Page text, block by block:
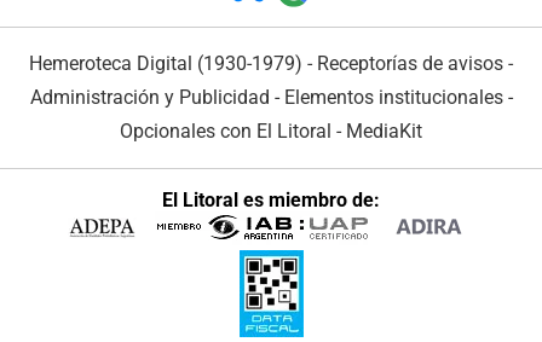
Hemeroteca Digital (1930-1979) - Receptorías de avisos -
Administración y Publicidad - Elementos institucionales-
Opcionales con El Litoral - MediaKit
El Litoral es miembro de: